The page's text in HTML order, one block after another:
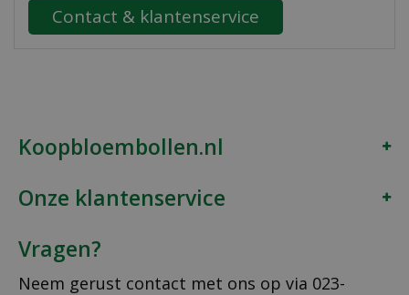
Contact & klantenservice
Koopbloembollen.nl
Onze klantenservice
Vragen?
Neem gerust contact met ons op via 023-